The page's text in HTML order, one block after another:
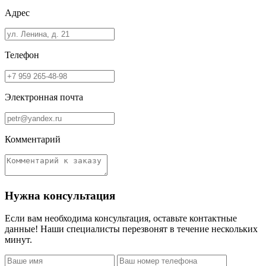
Адрес
Телефон
Электронная почта
Комментарий
Нужна консультация
Если вам необходима консультация, оставьте контактные
данные! Наши специалисты перезвонят в течение нескольких
минут.